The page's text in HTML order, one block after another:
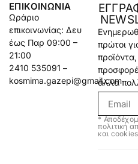
ΕΠΙΚΟΙΝΩΝΊΑ
Ωράριο
επικοινωνίας: Δευ
έως Παρ 09:00 –
21:00
2410 535091 –
kosmima.gazepi@gmail.com
πρώτοι
προϊόντα,
άλλα
*
πολιτική
και cookies